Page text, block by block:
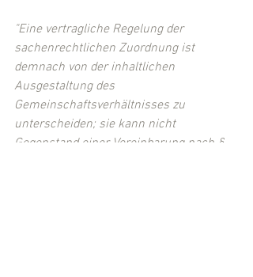
"Eine vertragliche Regelung der
sachenrechtlichen Zuordnung ist
demnach von der inhaltlichen
Ausgestaltung des
Gemeinschaftsverhältnisses zu
unterscheiden; sie kann nicht
Gegenstand einer Vereinbarung nach §